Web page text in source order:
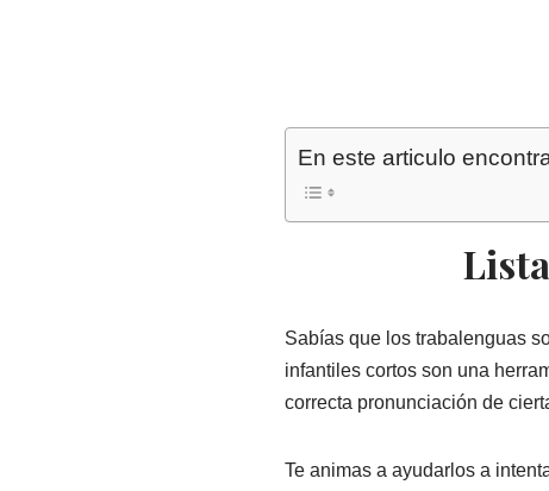
En este articulo
Sabías que los trabalenguas
infantiles cortos son una
correcta pronunciación de
Te animas a ayudarlos a